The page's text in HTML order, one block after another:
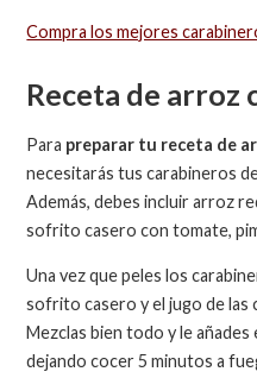
Compra los mejores
Receta de arroz
Para preparar tu receta de
necesitarás tus carabineros
Además, debes incluir arroz
sofrito casero con tomate,
Una vez que peles los
sofrito casero y el jugo de las
Mezclas bien todo y le
dejando cocer 5 minutos a